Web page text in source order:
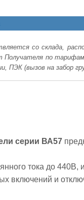
со склада,
Получателя по
ПЭК (вызов на забор
серии ВА57
тока до
включений и